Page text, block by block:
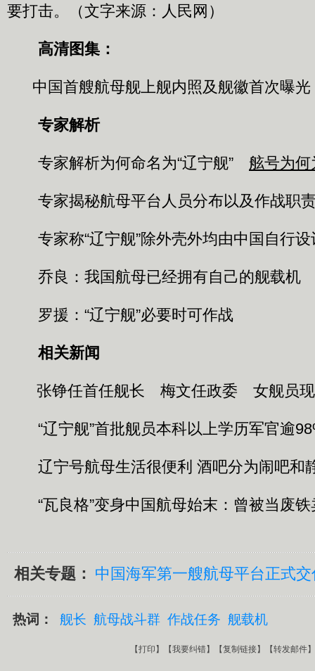
要打击。（文字来源：人民网）
高清图集：
中国首艘航母舰上舰内照及舰徽首次曝光
专家解析
专家解析为何命名为“辽宁舰” 舷号为何
专家揭秘航母平台人员分布以及作战职
专家称“辽宁舰”除外壳外均由中国自行
乔良：我国航母已经拥有自己的舰载机
罗援：“辽宁舰”必要时可作战
相关新闻
张铮任首任舰长 梅文任政委 女舰员
“辽宁舰”首批舰员本科以上学历军官逾
辽宁号航母生活很便利 酒吧分为闹吧和
“瓦良格”变身中国航母始末：曾被当废铁
相关专题： 中国海军第一艘航母平台正式交
热词： 舰长 航母战斗群 作战任务 舰载机
【打印 】【我要纠错】【复制链接】【转发邮件